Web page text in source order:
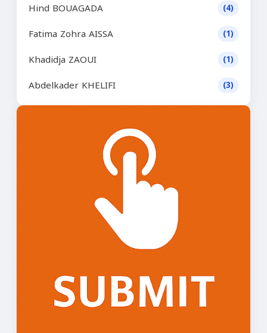
Hind BOUAGADA (4)
Fatima Zohra AISSA (1)
Khadidja ZAOUI (1)
Abdelkader KHELIFI (3)